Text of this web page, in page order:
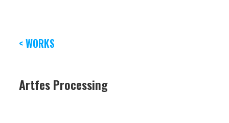
< WORKS
Artfes Processing